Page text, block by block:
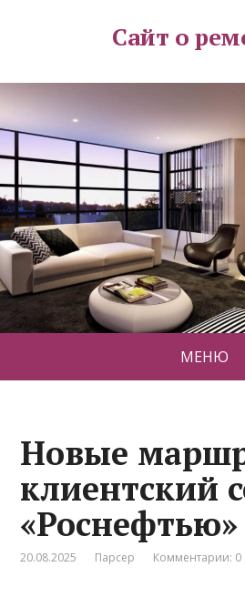
Сайт о
МЕНЮ
Новые
клиентский
«Роснефтью»
20.08.2025 Парсер Комментарии: 0